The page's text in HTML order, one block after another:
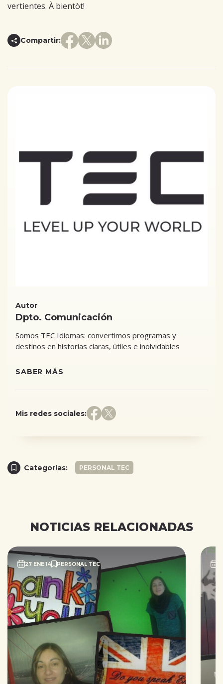
vertientes. À bientòt!
Compartir:
Autor
Dpto. Comunicación
Somos TEC Idiomas: convertimos programas y
destinos en historias claras, útiles e inolvidables
SABER MÁS
Mis redes sociales:
Categorías: PERSONAL TEC
NOTICIAS RELACIONADAS
27 ENE 14 PERSONAL TEC